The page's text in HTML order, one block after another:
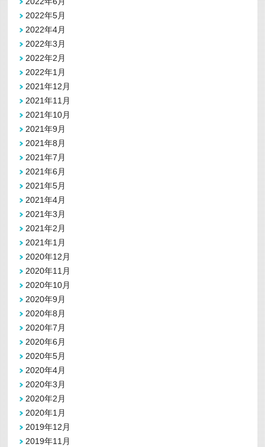
2022年5月
2022年4月
2022年3月
2022年2月
2022年1月
2021年12月
2021年11月
2021年10月
2021年9月
2021年8月
2021年7月
2021年6月
2021年5月
2021年4月
2021年3月
2021年2月
2021年1月
2020年12月
2020年11月
2020年10月
2020年9月
2020年8月
2020年7月
2020年6月
2020年5月
2020年4月
2020年3月
2020年2月
2020年1月
2019年12月
2019年11月